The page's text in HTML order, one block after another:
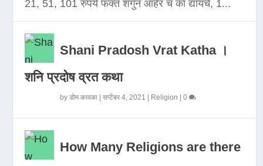
21, 51, 101 रुपये फक्त शगुन आहेर च का द्यायचे, 1...
Shani Pradosh Vrat Katha ।
शनि प्रदोष व्रत कथा
byडोम कावळा |सप्टेंबर 4, 2021 Religion |0
How Many Religions are there